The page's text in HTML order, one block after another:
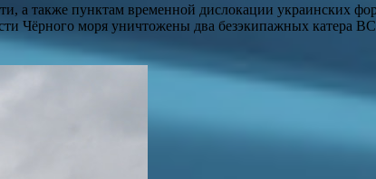
а также пунктам временной дислокации украинских
Чёрного моря уничтожены два безэкипажных катера